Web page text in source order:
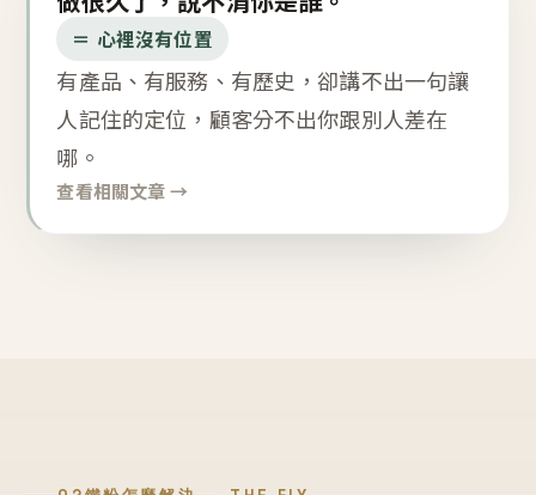
＝ 心裡沒有位置
有產品、有服務、有歷史，卻講不出一句讓
人記住的定位，顧客分不出你跟別人差在
哪。
查看相關文章 →